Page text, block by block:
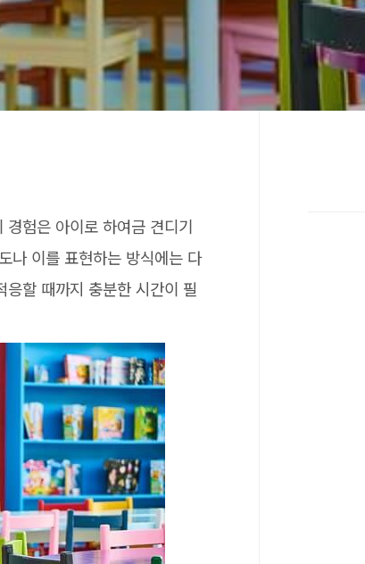
험은 아이로 하여금 견디기
나 이를 표현하는 방식에는 다
할 때까지 충분한 시간이 필